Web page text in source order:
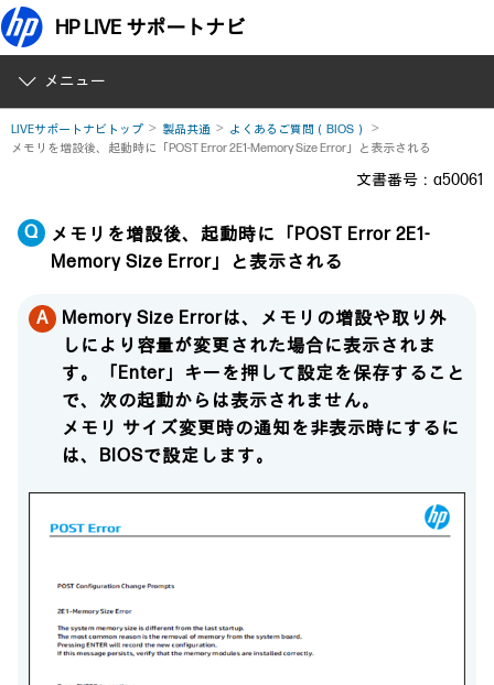
HP LIVE サポートナビ
メニュー
LIVEサポートナビトップ 製品共通
よくあるご質問（BIOS）
メモリを増設後、起動時に「POST Error 2E1-Memory Size Error」と表示される
文書番号：a50061
メモリを増設後、起動時に「POST Error 2E1-
Memory Size Error」と表示される
Memory Size Errorは、メモリの増設や取り外
しにより容量が変更された場合に表示されま
す。「Enter」キーを押して設定を保存すること
で、次の起動からは表示されません。
メモリ サイズ変更時の通知を非表示時にするに
は、BIOSで設定します。